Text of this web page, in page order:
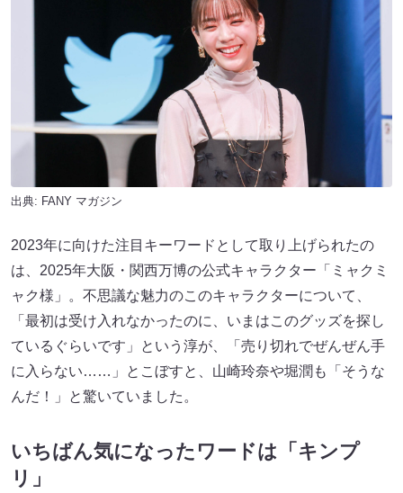
出典: FANY マガジン
2023年に向けた注目キーワードとして取り上げられたの
は、2025年大阪・関西万博の公式キャラクター「ミャクミ
ャク様」。不思議な魅力のこのキャラクターについて、
「最初は受け入れなかったのに、いまはこのグッズを探し
ているぐらいです」という淳が、「売り切れでぜんぜん手
に入らない……」とこぼすと、山崎玲奈や堀潤も「そうな
んだ！」と驚いていました。
いちばん気になったワードは「キンプ
リ」